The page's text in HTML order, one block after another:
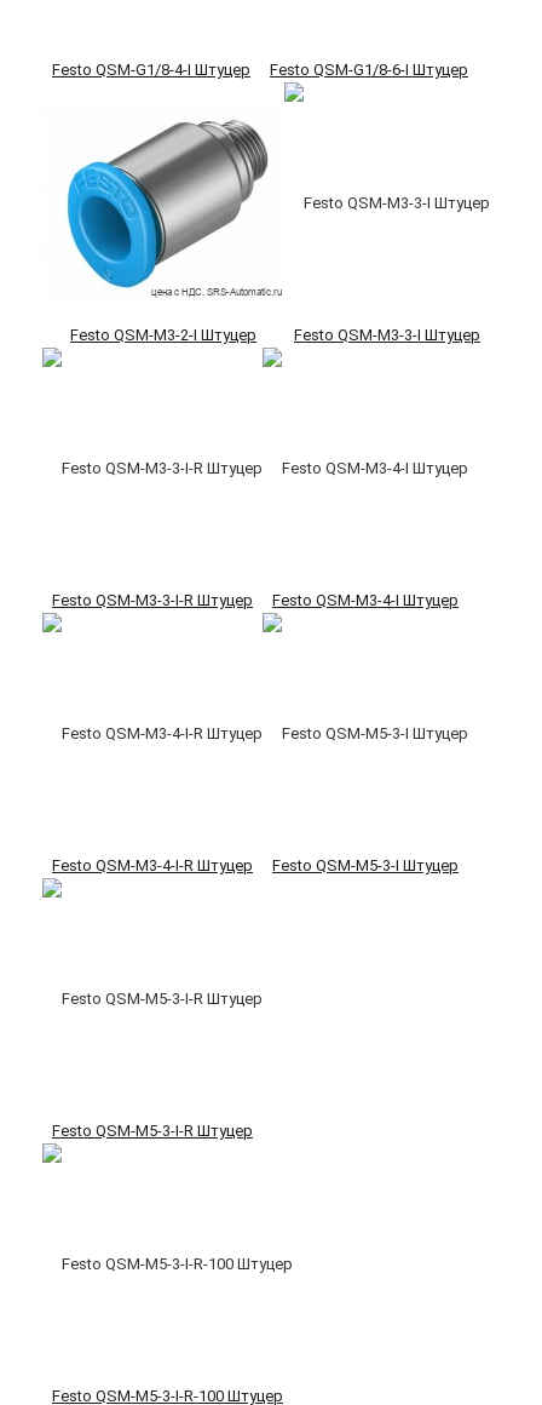
Festo QSM-G1/8-4-I Штуцер Festo QSM-G1/8-6-I Штуцер
Festo QSM-M3-2-I Штуцер Festo QSM-M3-3-I Штуцер
Festo QSM-M3-3-I-R Штуцер Festo QSM-M3-4-I Штуцер
Festo QSM-M3-4-I-R Штуцер Festo QSM-M5-3-I Штуцер
Festo QSM-M5-3-I-R Штуцер
Festo QSM-M5-3-I-R-100 Штуцер